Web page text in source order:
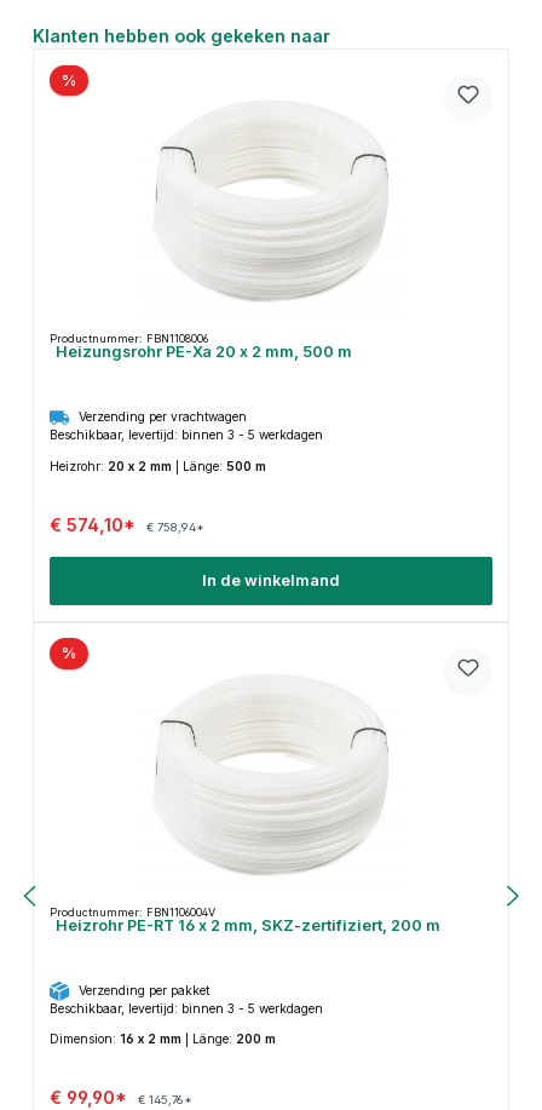
Productgalerij overslaan
Klanten hebben ook gekeken naar
%
Productnummer: FBN1108006
Heizungsrohr PE-Xa 20 x 2 mm, 500 m
Verzending per vrachtwagen
Beschikbaar, levertijd: binnen 3 - 5 werkdagen
Heizrohr: 20 x 2 mm Länge: 500 m
€ 574,10* € 758,94*
In de winkelmand
%
Productnummer: FBN1106004V
Heizrohr PE-RT 16 x 2 mm, SKZ-zertifiziert, 200 m
Verzending per pakket
Beschikbaar, levertijd: binnen 3 - 5 werkdagen
Dimension: 16 x 2 mm Länge: 200 m
€ 99,90* € 145,76*